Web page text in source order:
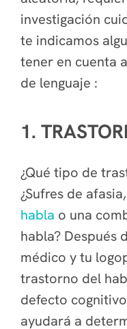
investigación
te indicamos
tener en cuenta
de lenguaje :
1.
¿Qué tipo de
¿Sufres de
habla o una
habla? Después
médico y tu
trastorno del
defecto
ayudará a